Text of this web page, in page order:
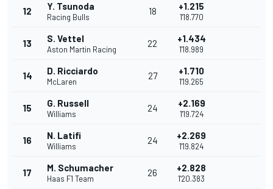
12 Y. Tsunoda
Racing Bulls
18 +1.215
1'18.770
13 S. Vettel
Aston Martin Racing
22 +1.434
1'18.989
14 D. Ricciardo
McLaren
27 +1.710
1'19.265
15 G. Russell
Williams
24 +2.169
1'19.724
16 N. Latifi
Williams
24 +2.269
1'19.824
17 M. Schumacher
Haas F1 Team
26 +2.828
1'20.383